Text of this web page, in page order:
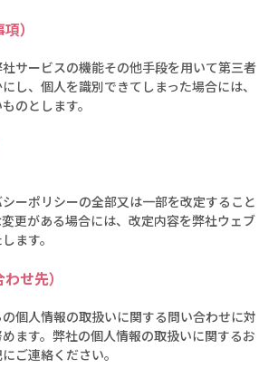
）
サービスの機能その他手段を用いて第三者
し、個人を識別できてしまった場合には、
のとします。
ーポリシーの全部又は一部を改定すること
更がある場合には、改定内容を弊社ウェブ
ます。
せ先）
個人情報の取扱いに関する問い合わせに対
ます。弊社の個人情報の取扱いに関するお
ご連絡ください。